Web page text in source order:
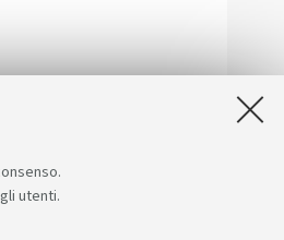
utenti.